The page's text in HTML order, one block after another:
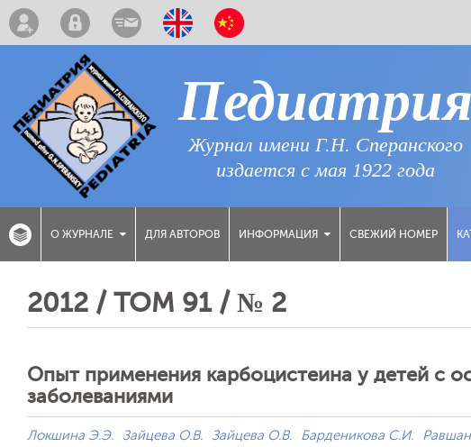
Педиатрия
Журнал имени Г.Н. Сперанского
издается с мая 1922 года
О ЖУРНАЛЕ ДЛЯ АВТОРОВ ИНФОРМАЦИЯ СВЕЖИЙ НОМЕР
2012 / ТОМ 91 / № 2
Опыт применения карбоцистеина у детей с
заболеваниями
Локшина Э.Э. Зайцева О.В. Зайцева О.В. Барденикова С.И.